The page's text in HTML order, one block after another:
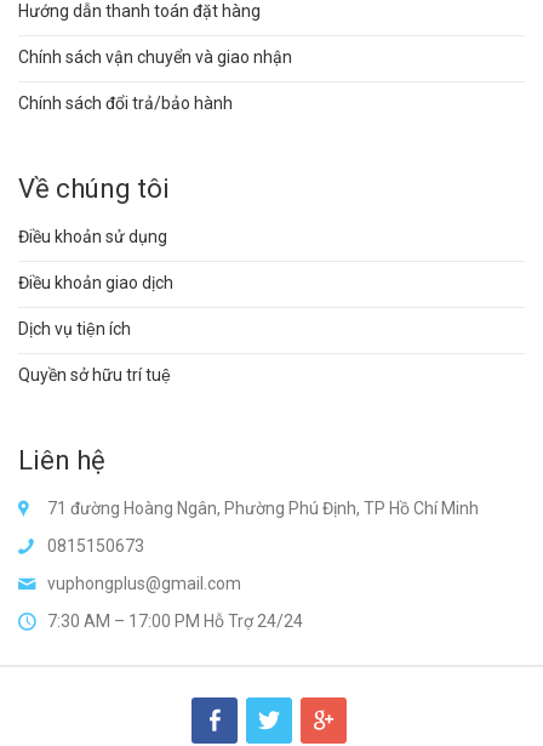
Hướng dẫn thanh toán đặt hàng
Chính sách vận chuyển và giao nhận
Chính sách đổi trả/bảo hành
Về chúng tôi
Điều khoản sử dụng
Điều khoản giao dịch
Dịch vụ tiện ích
Quyền sở hữu trí tuệ
Liên hệ
71 đường Hoàng Ngân, Phường Phú Định, TP Hồ Chí Minh
0815150673
vuphongplus@gmail.com
7:30 AM – 17:00 PM Hỗ Trợ 24/24